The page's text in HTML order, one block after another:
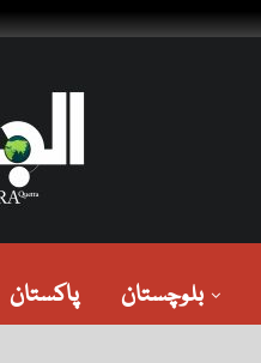
پاکستان بلوچستان